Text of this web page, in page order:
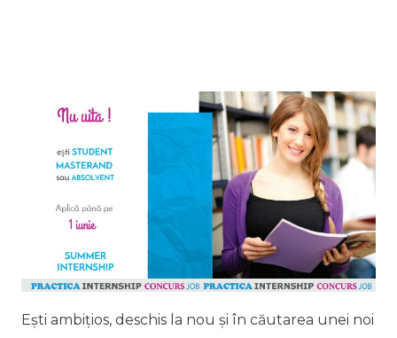
Ești ambițios, deschis la nou și în căutarea unei noi